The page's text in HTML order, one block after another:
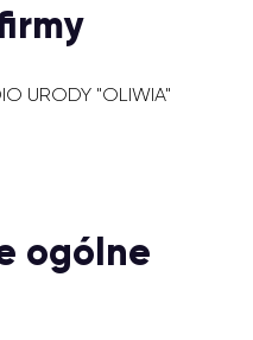
URODY "OLIWIA"
ogólne